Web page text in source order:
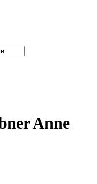
Anne